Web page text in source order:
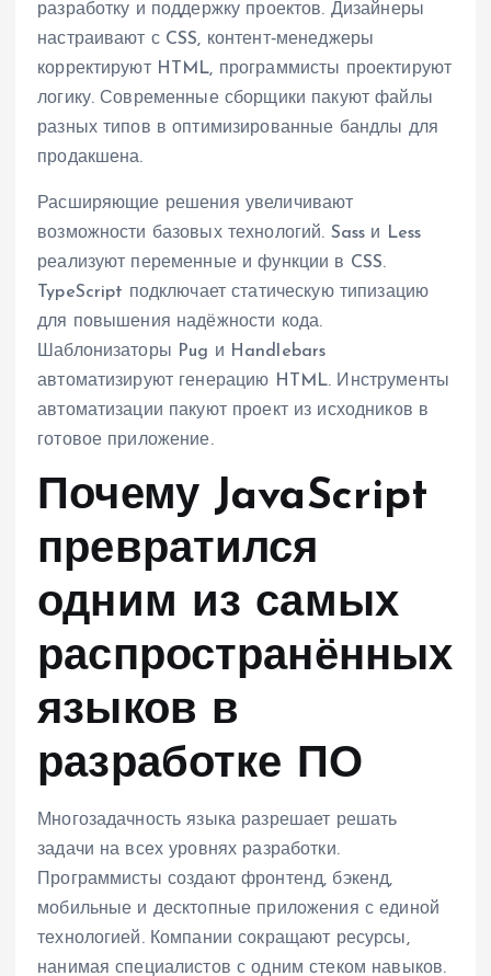
разработку и поддержку проектов. Дизайнеры
настраивают с CSS, контент‑менеджеры
корректируют HTML, программисты проектируют
логику. Современные сборщики пакуют файлы
разных типов в оптимизированные бандлы для
продакшена.
Расширяющие решения увеличивают
возможности базовых технологий. Sass и Less
реализуют переменные и функции в CSS.
TypeScript подключает статическую типизацию
для повышения надёжности кода.
Шаблонизаторы Pug и Handlebars
автоматизируют генерацию HTML. Инструменты
автоматизации пакуют проект из исходников в
готовое приложение.
Почему JavaScript
превратился
одним из самых
распространённых
языков в
разработке ПО
Многозадачность языка разрешает решать
задачи на всех уровнях разработки.
Программисты создают фронтенд, бэкенд,
мобильные и десктопные приложения с единой
технологией. Компании сокращают ресурсы,
нанимая специалистов с одним стеком навыков.